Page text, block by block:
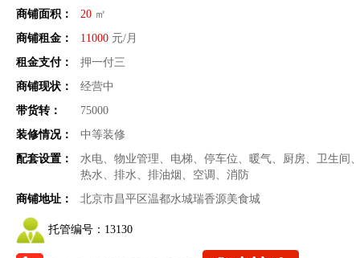
商铺面积：
20 ㎡
商铺租金：
11000 元/月
租金支付：
押一付三
商铺现状：
经营中
带货转：
75000
装修情况：
中等装修
配套设置：
水电、物业管理、电梯、停车位、暖气、厨房、卫生间
热水、排水、排油烟、空调、消防
商铺地址：
北京市昌平区温都水城瑞香源美食城
托管编号： 13130